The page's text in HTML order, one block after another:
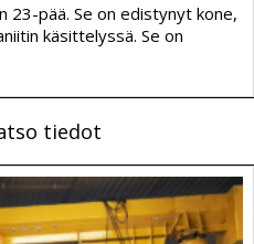
23-pää. Se on edistynyt kone,
käsittelyssä. Se on
tiedot